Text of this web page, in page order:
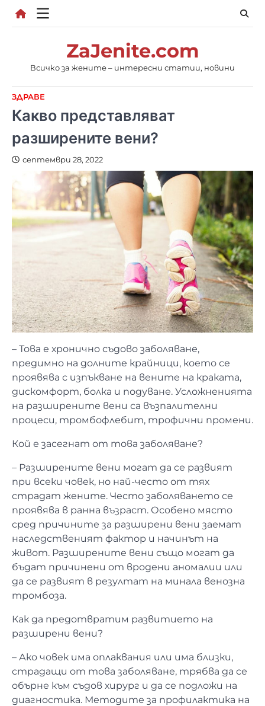
Skip
ZaJenite.com
Всичко за жените – интересни статии, новини
ЗДРАВЕ
Какво представляват
разширените вени?
септември 28, 2022
– Това е хронично съдово заболяване,
предимно на долните крайници, което се
проявява с изпъкване на вените на краката,
дискомфорт, болка и подуване. Усложненията
на разширените вени са възпалителни
процеси, тромбофлебит, трофични промени.
Кой е засегнат от това заболяване?
– Разширените вени могат да се развият
при всеки човек, но най-често от тях
страдат жените. Често заболяването се
проявява в ранна възраст. Особено място
сред причините за разширени вени заемат
наследственият фактор и начинът на
живот. Разширените вени също могат да
бъдат причинени от вродени аномалии или
да се развият в резултат на минала венозна
тромбоза.
Как да предотвратим развитието на
разширени вени?
– Ако човек има оплаквания или има близки,
страдащи от това заболяване, трябва да се
обърне към съдов хирург и да се подложи на
диагностика. Методите за профилактика на